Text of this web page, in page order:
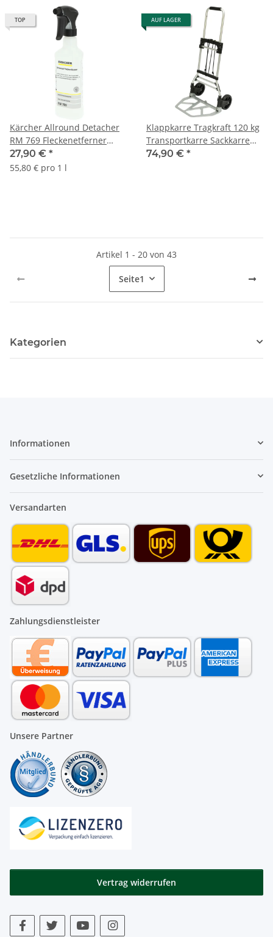
TOP
Kärcher Allround Detacher
RM 769 Fleckenetferner
500ml
27,90 € *
55,80 € pro 1 l
AUF LAGER
Klappkarre Tragkraft 120 kg
Transportkarre Sackkarre
Paketkarre
74,90 € *
Artikel 1 - 20 von 43
Seite1
Kategorien
Informationen
Gesetzliche Informationen
Versandarten
Zahlungsdienstleister
Unsere Partner
Vertrag widerrufen